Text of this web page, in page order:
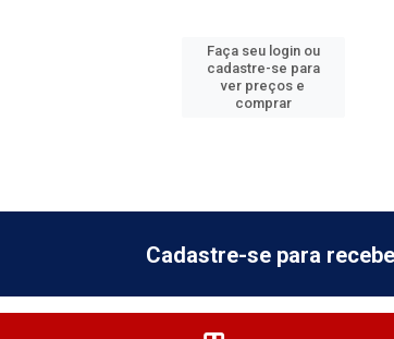
Faça seu login ou
cadastre-se para
ver preços e
comprar
Cadastre-se para